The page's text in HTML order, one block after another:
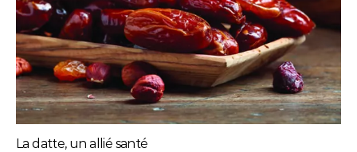
La datte, un allié santé